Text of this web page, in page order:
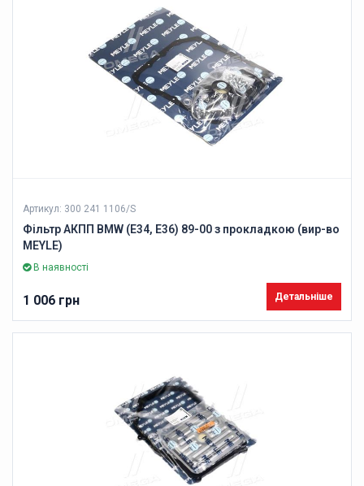
Артикул: 300 241 1106/S
Фільтр АКПП BMW (E34, E36) 89-00 з прокладкою (вир-во
MEYLE)
В наявності
1 006 грн Детальніше